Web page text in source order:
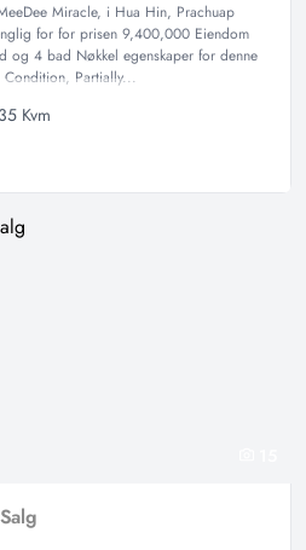
Miracle, i Hua Hin, Prachuap
for for prisen 9,400,000 Eiendom
og 4 bad Nøkkel egenskaper for denne
Partially...
Kvm